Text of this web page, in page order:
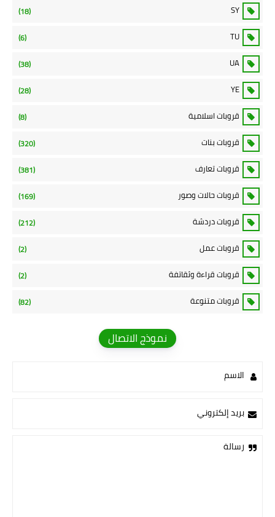
SY
(18)
TU
(6)
UA
(38)
YE
(28)
قروبات اسلامية (8)
قروبات بنات (320)
قروبات تعارف (381)
قروبات حالات وصور (169)
قروبات دردشة (212)
قروبات عمل (2)
قروبات قراءة وثقاتفة (2)
قروبات متنوعة (82)
نموذج الاتصال
الاسم
بريد إلكتروني
رسالة